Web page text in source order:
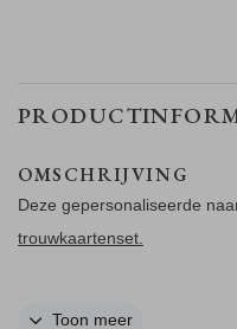
OMSCHRIJVING
Deze gepersonaliseerde
trouwkaartenset.
Toon meer